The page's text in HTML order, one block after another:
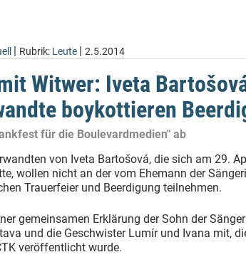
| Rubrik: Leute | 2.5.2014
Witwer: Iveta
boykottieren
für die Boulevardmedien" ab
von Iveta Bartošová, die sich am 29.
wollen nicht an der vom Ehemann der
Trauerfeier und Beerdigung teilnehmen.
gemeinsamen Erklärung der Sohn der
und die Geschwister Lumír und Ivana mit,
veröffentlicht wurde.